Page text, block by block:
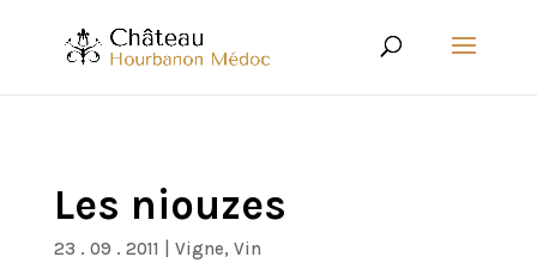
Les niouzes
23 . 09 . 2011 Vigne, Vin